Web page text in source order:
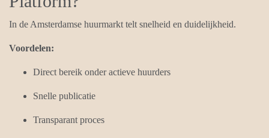
In de Amsterdamse huurmarkt telt snelheid en duidelijkheid.
Voordelen:
Direct bereik onder actieve huurders
Snelle publicatie
Transparant proces